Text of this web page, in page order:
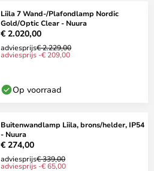
Liila 7 Wand-/Plafondlamp Nordic
Gold/Optic Clear - Nuura
€ 2.020,00
adviesprijs€ 2.229,00
adviesprijs -€ 209,00
Op voorraad
Buitenwandlamp Liila, brons/helder, IP54
- Nuura
€ 274,00
adviesprijs€ 339,00
adviesprijs -€ 65,00